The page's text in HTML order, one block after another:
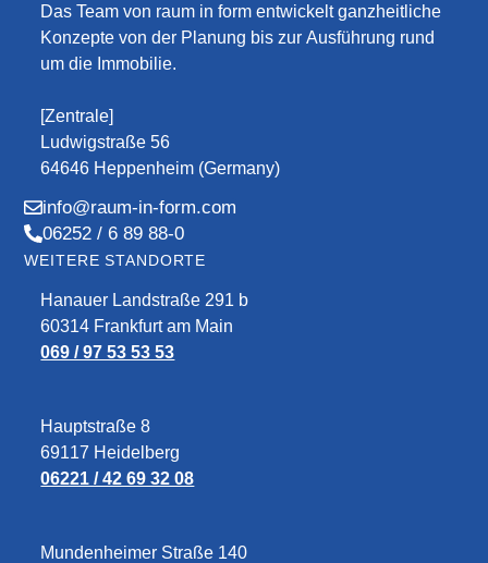
Das Team von raum in form entwickelt ganzheitliche
Konzepte von der Planung bis zur Ausführung rund
um die Immobilie.
[Zentrale]
Ludwigstraße 56
64646 Heppenheim (Germany)
info@raum-in-form.com
06252 / 6 89 88-0
WEITERE STANDORTE
Hanauer Landstraße 291 b
60314 Frankfurt am Main
069 / 97 53 53 53
Hauptstraße 8
69117 Heidelberg
06221 / 42 69 32 08
Mundenheimer Straße 140